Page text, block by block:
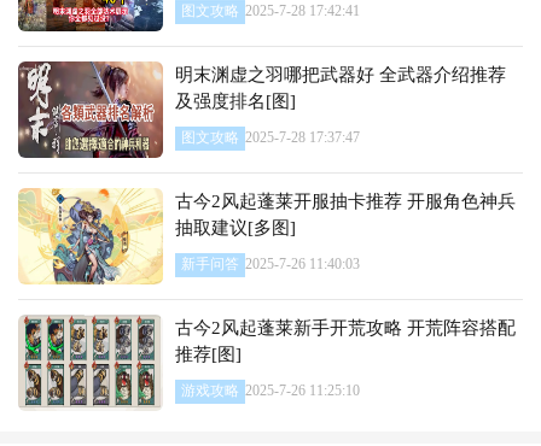
图文攻略 2025-7-28 17:42:41
明末渊虚之羽哪把武器好 全武器介绍推荐
及强度排名[图]
图文攻略 2025-7-28 17:37:47
古今2风起蓬莱开服抽卡推荐 开服角色神兵
抽取建议[多图]
新手问答 2025-7-26 11:40:03
古今2风起蓬莱新手开荒攻略 开荒阵容搭配
推荐[图]
游戏攻略 2025-7-26 11:25:10